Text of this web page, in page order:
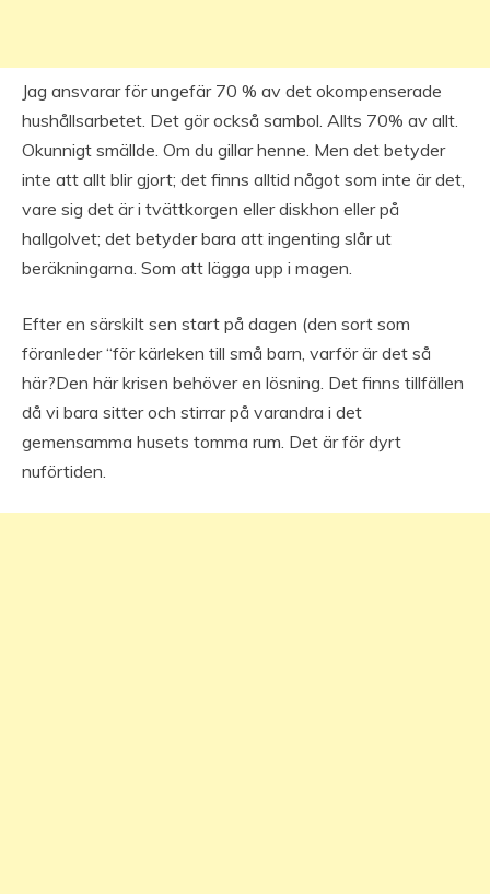
Jag ansvarar för ungefär 70 % av det okompenserade
hushållsarbetet. Det gör också sambol. Allts 70% av allt.
Okunnigt smällde. Om du gillar henne. Men det betyder
inte att allt blir gjort; det finns alltid något som inte är det,
vare sig det är i tvättkorgen eller diskhon eller på
hallgolvet; det betyder bara att ingenting slår ut
beräkningarna. Som att lägga upp i magen.
Efter en särskilt sen start på dagen (den sort som
föranleder “för kärleken till små barn, varför är det så
här?Den här krisen behöver en lösning. Det finns tillfällen
då vi bara sitter och stirrar på varandra i det
gemensamma husets tomma rum. Det är för dyrt
nuförtiden.